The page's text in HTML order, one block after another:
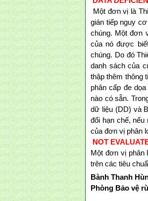
Một đơn vị là
gián tiếp nguy
chúng. Một đơn
của nó được
chúng. Do đó
danh sách của
thập thêm thông
phân cấp đe
nào có sẵn.
dữ liệu (DD) và
đối hạn chế,
của đơn vị phân
NOT
Một đơn vị phân
trên các tiêu
Bành Thanh
Phòng Bảo vệ